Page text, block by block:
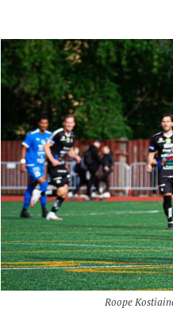
Roope